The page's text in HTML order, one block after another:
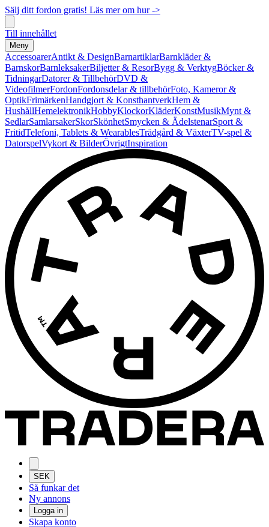
Sälj ditt fordon gratis! Läs mer om hur ->
Till innehållet
Meny
AccessoarerAntikt & DesignBarnartiklarBarnkläder &
BarnskorBarnleksakerBiljetter & ResorBygg & VerktygBöcker &
TidningarDatorer & TillbehörDVD &
VideofilmerFordonFordonsdelar & tillbehörFoto, Kameror &
OptikFrimärkenHandgjort & KonsthantverkHem &
HushållHemelektronikHobbyKlockorKläderKonstMusikMynt &
SedlarSamlarsakerSkorSkönhetSmycken & ÄdelstenarSport &
FritidTelefoni, Tablets & WearablesTrädgård & VäxterTV-spel &
DatorspelVykort & BilderÖvrigtInspiration
SEK
Så funkar det
Ny annons
Logga in
Skapa konto